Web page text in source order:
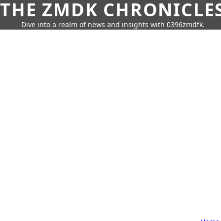
THE ZMDK
Dive into a realm of news and insights with 0396zmdfk.